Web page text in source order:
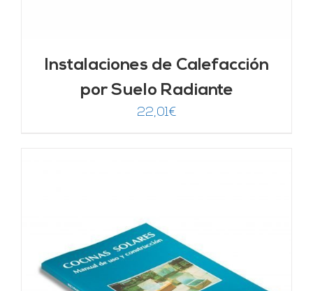
Instalaciones de Calefacción
por Suelo Radiante
22,01€